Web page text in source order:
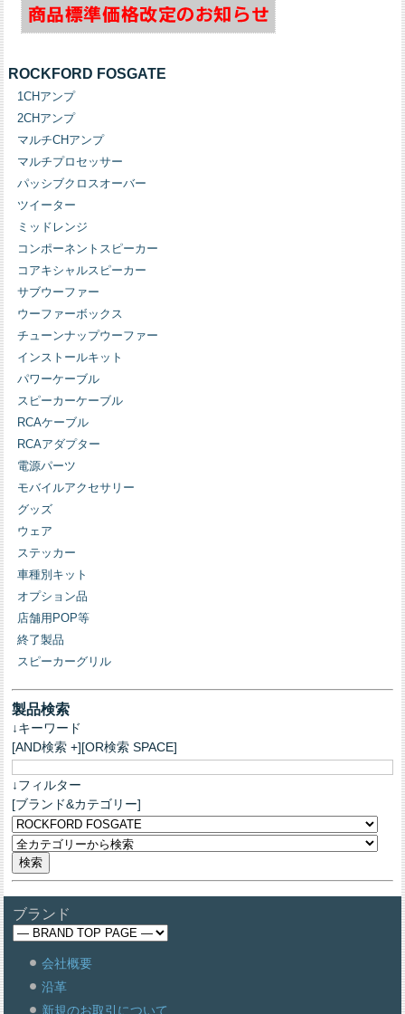
ROCKFORD FOSGATE
1CHアンプ
2CHアンプ
マルチCHアンプ
マルチプロセッサー
パッシブクロスオーバー
ツイーター
ミッドレンジ
コンポーネントスピーカー
コアキシャルスピーカー
サブウーファー
ウーファーボックス
チューンナップウーファー
インストールキット
パワーケーブル
スピーカーケーブル
RCAケーブル
RCAアダプター
電源パーツ
モバイルアクセサリー
グッズ
ウェア
ステッカー
車種別キット
オプション品
店舗用POP等
終了製品
スピーカーグリル
製品検索
↓キーワード
[AND検索 +][OR検索 SPACE]
↓フィルター
[ブランド&カテゴリー]
ブランド
会社概要
沿革
新規のお取引について